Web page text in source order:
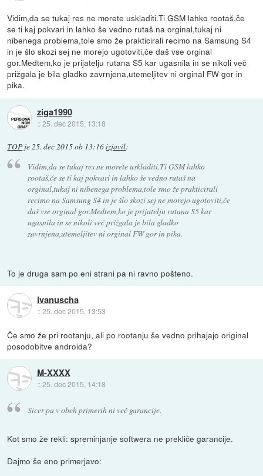
Vidim,da se tukaj res ne morete uskladiti.Ti GSM lahko rootaš,če
se ti kaj pokvari in lahko še vedno rutaš na orginal,tukaj ni
nibenega problema,tole smo že prakticirali recimo na Samsung S4
in je šlo skozi sej ne morejo ugotoviti,če daš vse orginal
gor.Medtem,ko je prijatelju rutana S5 kar ugasnila in se nikoli več
prižgala je bila gladko zavrnjena,utemeljitev ni orginal FW gor in
pika.
ziga1990
::25. dec 2015, 13:18
TOP je25. dec 2015 ob 13:16izjavil:
Vidim,da se tukaj res ne morete uskladiti.Ti GSM lahko
rootaš,če se ti kaj pokvari in lahko še vedno rutaš na
orginal,tukaj ni nibenega problema,tole smo že prakticirali
recimo na Samsung S4 in je šlo skozi sej ne morejo ugotoviti,če
daš vse orginal gor.Medtem,ko je prijatelju rutana S5 kar
ugasnila in se nikoli več prižgala je bila gladko
zavrnjena,utemeljitev ni orginal FW gor in pika.
To je druga sam po eni strani pa ni ravno pošteno.
ivanuscha
::25. dec 2015, 13:53
Če smo že pri rootanju, ali po rootanju še vedno prihajajo original
posodobitve androida?
M-XXXX
::25. dec 2015, 14:18
Sicer pa v obeh primerih ni več garancije.
Kot smo že rekli: spreminjanje softwera ne prekliče garancije.
Dajmo še eno primerjavo: